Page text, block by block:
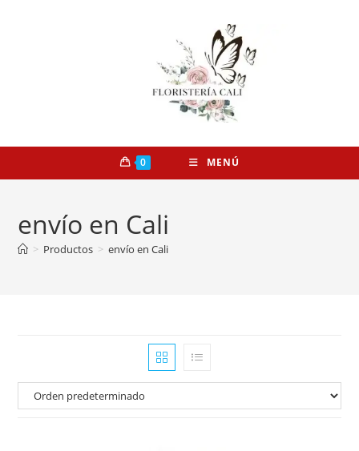
0 MENÚ
envío en Cali
> Productos > envío en Cali